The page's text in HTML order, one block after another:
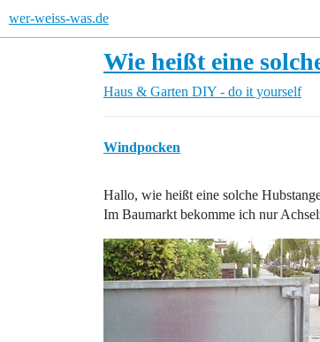
wer-weiss-was.de
Wie heißt eine
Haus & Garten DIY - do it yourself
Windpocken
Hallo, wie heißt eine solche
Im Baumarkt bekomme ich nur